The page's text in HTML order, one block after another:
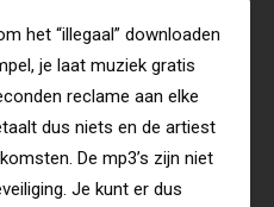
het “illegaal” downloaden
je laat muziek gratis
reclame aan elke
dus niets en de artiest
De mp3’s zijn niet
Je kunt er dus